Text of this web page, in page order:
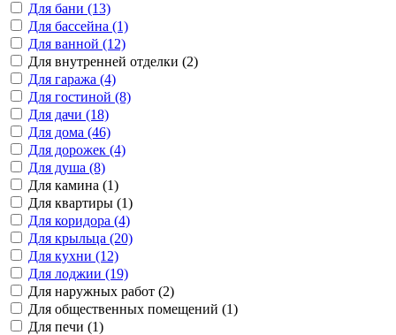
Для бани (13)
Для бассейна (1)
Для ванной (12)
Для внутренней отделки (2)
Для гаража (4)
Для гостиной (8)
Для дачи (18)
Для дома (46)
Для дорожек (4)
Для душа (8)
Для камина (1)
Для квартиры (1)
Для коридора (4)
Для крыльца (20)
Для кухни (12)
Для лоджии (19)
Для наружных работ (2)
Для общественных помещений (1)
Для печи (1)